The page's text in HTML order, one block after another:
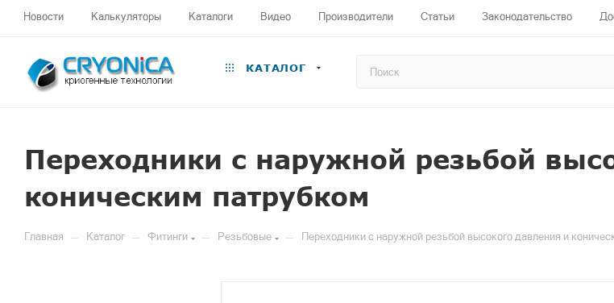
Новости Калькуляторы Каталоги Видео Производители Статьи Законодательство
КАТАЛОГ
Переходники с наружной резьбой
коническим патрубком
Главная — Каталог — Фитинги — Резьбовые — Переходники с наружной резьбой высокого давления и